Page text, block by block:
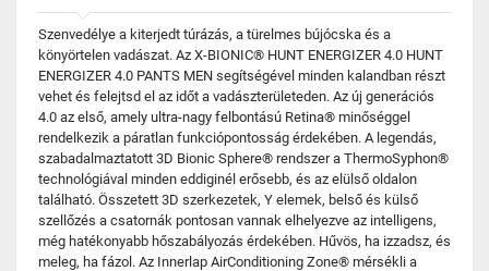
Szenvedélye a kiterjedt túrázás, a türelmes bújócska és a
könyörtelen vadászat. Az X-BIONIC® HUNT ENERGIZER 4.0 HUNT
ENERGIZER 4.0 PANTS MEN segítségével minden kalandban részt
vehet és felejtsd el az időt a vadászterületeden. Az új generációs
4.0 az első, amely ultra-nagy felbontású Retina® minőséggel
rendelkezik a páratlan funkciópontosság érdekében. A legendás,
szabadalmaztatott 3D Bionic Sphere® rendszer a ThermoSyphon®
technológiával minden eddiginél erősebb, és az elülső oldalon
található. Összetett 3D szerkezetek, Y elemek, belső és külső
szellőzés a csatornák pontosan vannak elhelyezve az intelligens,
még hatékonyabb hőszabályozás érdekében. Hűvös, ha izzadsz, és
meleg, ha fázol. Az Innerlap AirConditioning Zone® mérsékli a